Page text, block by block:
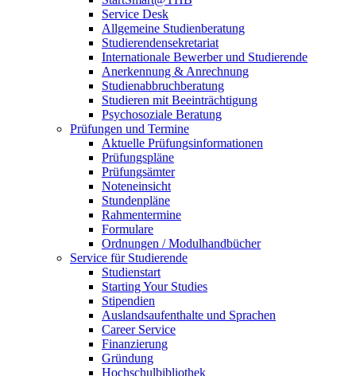
Service Desk
Allgemeine Studienberatung
Studierendensekretariat
Internationale Bewerber und Studierende
Anerkennung & Anrechnung
Studienabbruchberatung
Studieren mit Beeinträchtigung
Psychosoziale Beratung
Prüfungen und Termine
Aktuelle Prüfungsinformationen
Prüfungspläne
Prüfungsämter
Noteneinsicht
Stundenpläne
Rahmentermine
Formulare
Ordnungen / Modulhandbücher
Service für Studierende
Studienstart
Starting Your Studies
Stipendien
Auslandsaufenthalte und Sprachen
Career Service
Finanzierung
Gründung
Hochschulbibliothek